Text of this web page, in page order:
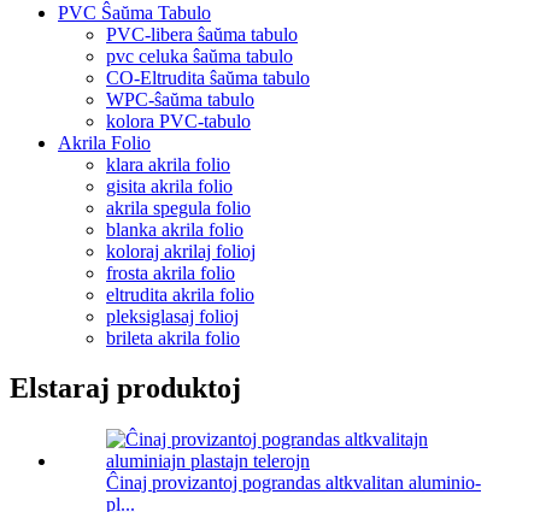
PVC Ŝaŭma Tabulo
PVC-libera ŝaŭma tabulo
pvc celuka ŝaŭma tabulo
CO-Eltrudita ŝaŭma tabulo
WPC-ŝaŭma tabulo
kolora PVC-tabulo
Akrila Folio
klara akrila folio
gisita akrila folio
akrila spegula folio
blanka akrila folio
koloraj akrilaj folioj
frosta akrila folio
eltrudita akrila folio
pleksiglasaj folioj
brileta akrila folio
Elstaraj produktoj
Ĉinaj provizantoj pograndas altkvalitan aluminio-
pl...